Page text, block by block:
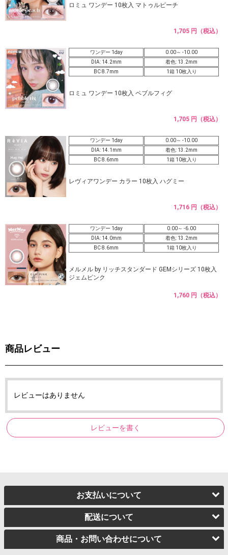
ロミュ ワンデー 10枚入 マトゥルピーチ
1,705 円（税込）
ワンデー 1day
0.00～ -10.00
DIA: 14.2mm
着色: 13.2mm
BC 8.7mm
1箱 10枚入り
ロミュ ワンデー 10枚入 ペブルフィグ
1,705 円（税込）
ワンデー 1day
0.00～ -10.00
DIA: 14.1mm
着色: 13.2mm
BC 8.6mm
1箱 10枚入り
レヴィアワンデー カラー 10枚入 ハグミー
1,716 円（税込）
ワンデー 1day
0.00～ -6.00
DIA: 14.0mm
着色: 13.2mm
BC 8.6mm
1箱 10枚入り
メルメル by リッチスタンダード GEMシリーズ 10枚入
ジェムピンク
1,760 円（税込）
商品レビュー
レビューはありません
レビューを書く
お支払いについて
配送について
商品・お問い合わせについて